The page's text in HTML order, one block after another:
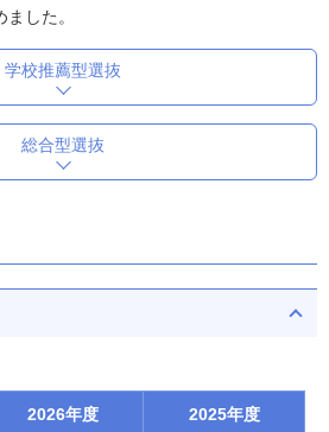
した。
学校推薦型選抜
総合型選抜
2026年度 2025年度